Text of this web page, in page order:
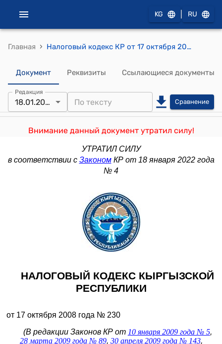
KG RU
Главная › Налоговый кодекс КР от 17 октября 2008 года № 230
Документ Реквизиты Ссылающиеся документы
Редакция
18.01.2022 Сравнение
Внимание данный документ утратил силу!